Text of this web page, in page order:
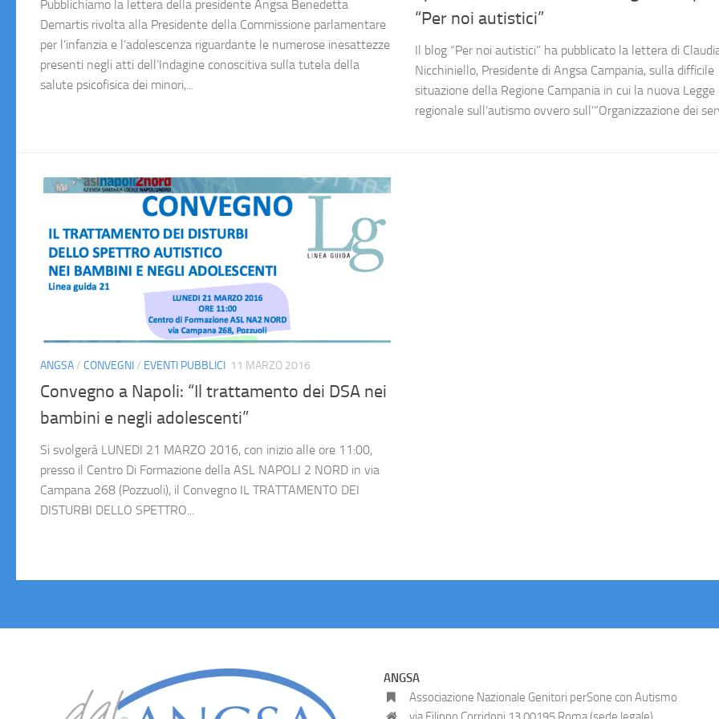
Pubblichiamo la lettera della presidente Angsa Benedetta
Demartis rivolta alla Presidente della Commissione parlamentare
per l’infanzia e l’adolescenza riguardante le numerose inesattezze
presenti negli atti dell’Indagine conoscitiva sulla tutela della
salute psicofisica dei minori,...
“Per noi autistici”
Il blog “Per noi autistici” ha pubblicato la lettera di
Nicchiniello, Presidente di Angsa Campania, sulla difficile
situazione della Regione Campania in cui la nuova Legge
regionale sull’autismo ovvero sull’“Organizzazione dei
ANGSA/ CONVEGNI/ EVENTI PUBBLICI 11 MARZO 2016
Convegno a Napoli: “Il trattamento dei DSA nei
bambini e negli adolescenti”
Si svolgerà LUNEDI 21 MARZO 2016, con inizio alle ore 11:00,
presso il Centro Di Formazione della ASL NAPOLI 2 NORD in via
Campana 268 (Pozzuoli), il Convegno IL TRATTAMENTO DEI
DISTURBI DELLO SPETTRO...
ANGSA
Associazione Nazionale Genitori perSone con Autismo